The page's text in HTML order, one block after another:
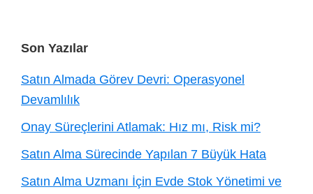
Footer
Son Yazılar
Satın Almada Görev Devri: Operasyonel
Devamlılık
Onay Süreçlerini Atlamak: Hız mı, Risk mi?
Satın Alma Sürecinde Yapılan 7 Büyük Hata
Satın Alma Uzmanı İçin Evde Stok Yönetimi ve